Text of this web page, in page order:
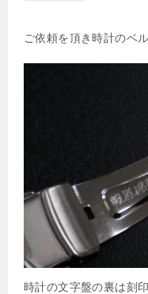
ご依頼を頂き時計のベ
時計の文字盤の裏は刻